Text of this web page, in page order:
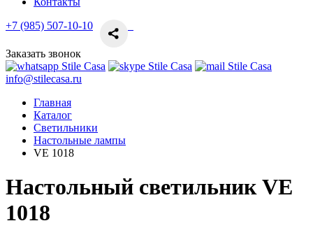
+7 (985) 507-10-10
Заказать звонок
info@stilecasa.ru
Главная
Каталог
Светильники
Настольные лампы
VE 1018
Настольный светильник VE
1018